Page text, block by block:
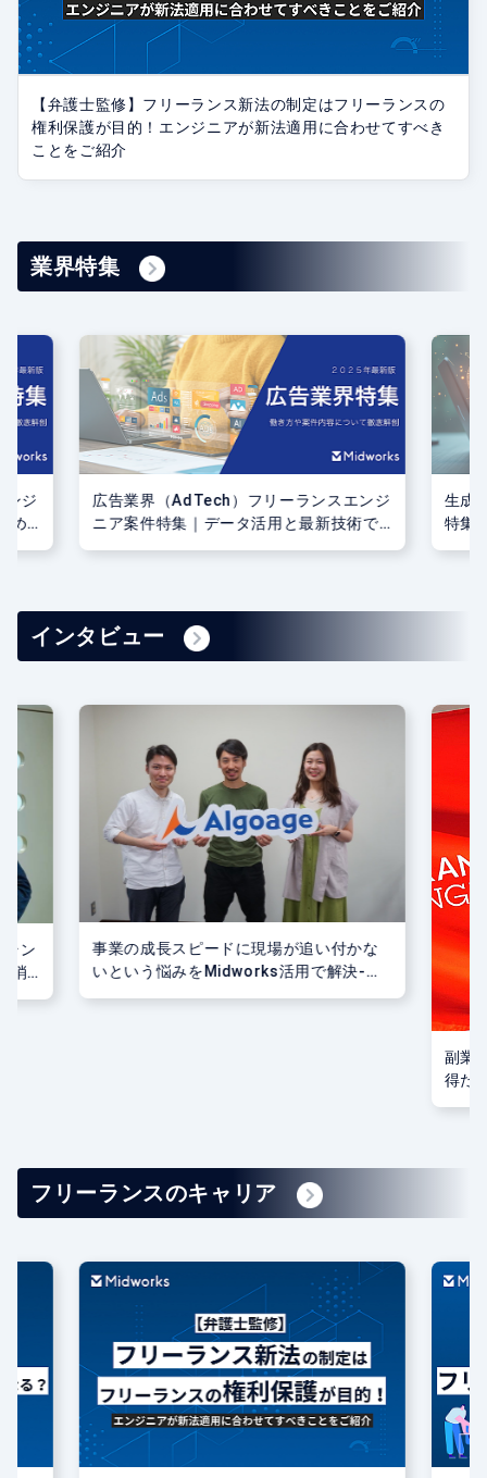
【弁護士監修】フリーランス新法の制定はフリーランスの
権利保護が目的！エンジニアが新法適用に合わせてすべき
ことをご紹介
業界特集
ンジ
め
広告業界（AdTech）フリーランスエンジ
ニア案件特集｜データ活用と最新技術で
広告効果を最大化！
生成
特集
開発
インタビュー
ン
消-
事業の成長スピードに現場が追い付かな
いという悩みをMidworks活用で解決-株
副業
得た
フリーランスのキャリア